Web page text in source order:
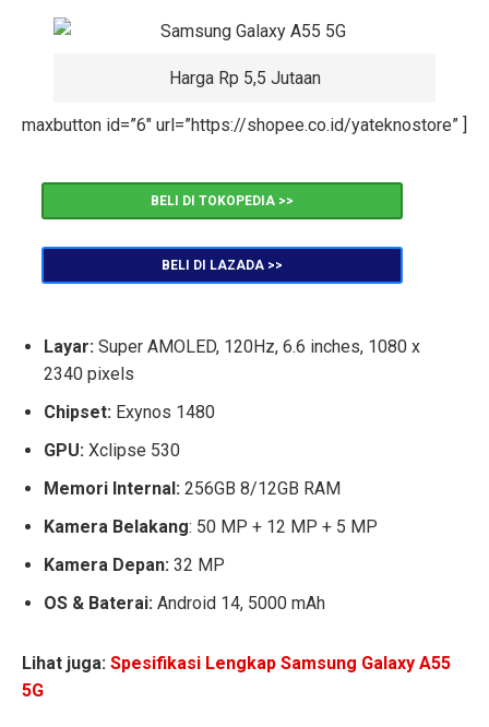
Harga Rp 5,5 Jutaan
maxbutton id=”6″ url=”https://shopee.co.id/yateknostore” ]
BELI DI TOKOPEDIA >>
BELI DI LAZADA >>
Layar: Super AMOLED, 120Hz, 6.6 inches, 1080 x
2340 pixels
Chipset: Exynos 1480
GPU: Xclipse 530
Memori Internal: 256GB 8/12GB RAM
Kamera Belakang: 50 MP + 12 MP + 5 MP
Kamera Depan: 32 MP
OS & Baterai: Android 14, 5000 mAh
Lihat juga: Spesifikasi Lengkap Samsung Galaxy A55
5G